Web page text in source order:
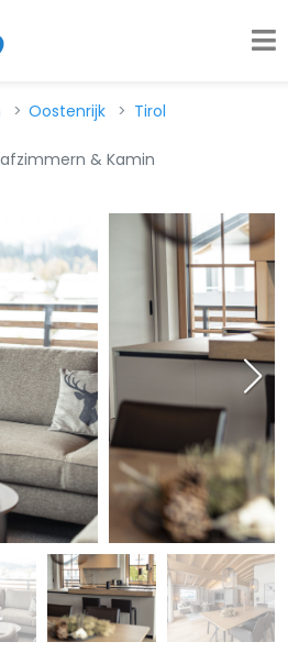
Oostenrijk
Tirol
& Kamin